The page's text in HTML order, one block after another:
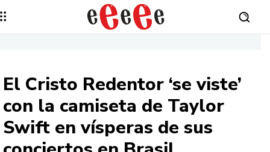
El Cristo Redentor ‘se viste’
con la camiseta de Taylor
Swift en vísperas de sus